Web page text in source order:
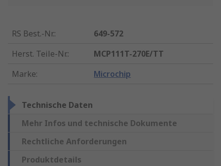
RS Best.-Nr.:
649-572
Herst. Teile-Nr.:
MCP111T-270E/TT
Marke: Microchip
Technische Daten
Mehr Infos und technische Dokumente
Rechtliche Anforderungen
Produktdetails